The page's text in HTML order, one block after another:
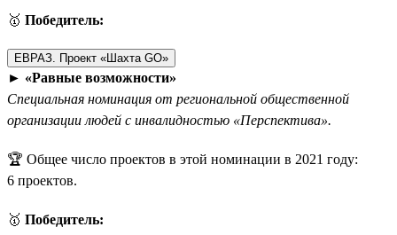
🥇 Победитель:
ЕВРАЗ. Проект «Шахта GO»
► «Равные возможности»
Специальная номинация от региональной общественной
организации людей с инвалидностью «Перспектива».
🏆 Общее число проектов в этой номинации в 2021 году:
6 проектов.
🥇 Победитель: